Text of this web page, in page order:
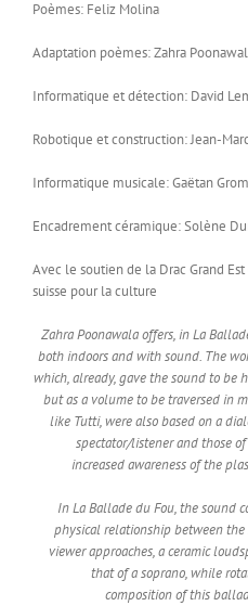
Poèmes: Feliz Molina
Adaptation poèmes: Zahra
Informatique et détection: David
Robotique et construction: Jean-
Informatique musicale: Gaëtan
Encadrement céramique: Solène
Avec le soutien de la Drac Grand
suisse pour la culture
Zahra Poonawala offers, in La
both indoors and with sound. The
which, already, gave the sound to be
but as a volume to be traversed in
like Tutti, were also based on a
spectator/listener and those
increased awareness of the
In La Ballade du Fou, the sound
physical relationship between
viewer approaches, a ceramic
that of a soprano, while
composition of this